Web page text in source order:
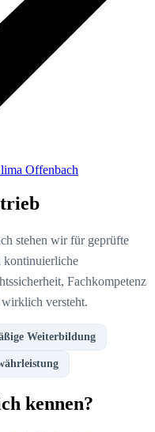
stehen wir für geprüfte
kontinuierliche
Fachkompetenz
versteht.
Weiterbildung
kennen?